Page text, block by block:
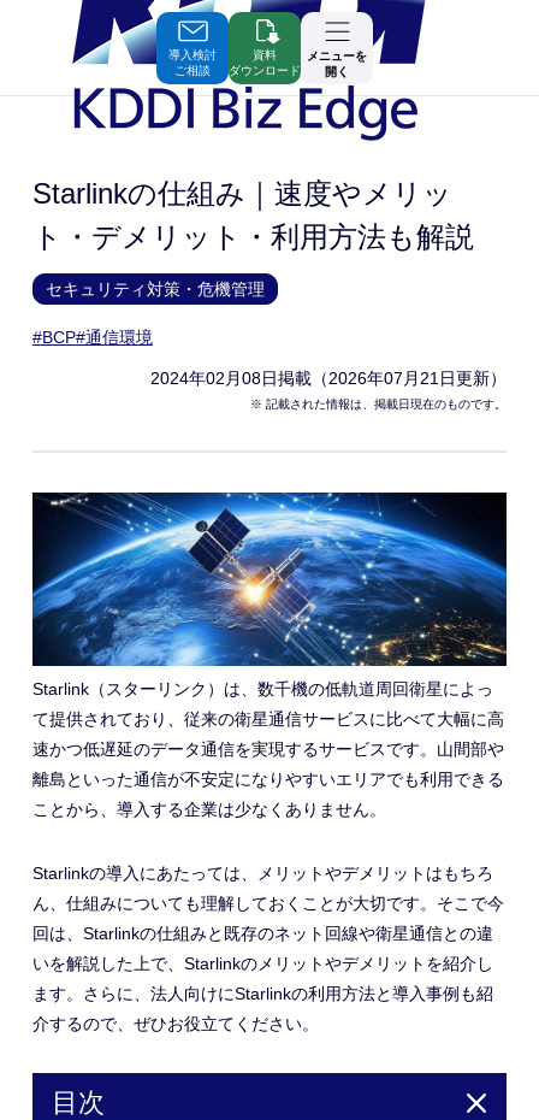
Contents
導入検討
ご相談
資料
ダウンロード
メニューを
開く
Starlinkの仕組み｜速度やメリッ
ト・デメリット・利用方法も解説
セキュリティ対策・危機管理
#BCP#通信環境
2024年02月08日掲載（2026年07月21日更新）
※ 記載された情報は、掲載日現在のものです。
Starlink（スターリンク）は、数千機の低軌道周回衛星によっ
て提供されており、従来の衛星通信サービスに比べて大幅に高
速かつ低遅延のデータ通信を実現するサービスです。山間部や
離島といった通信が不安定になりやすいエリアでも利用できる
ことから、導入する企業は少なくありません。
Starlinkの導入にあたっては、メリットやデメリットはもちろ
ん、仕組みについても理解しておくことが大切です。そこで今
回は、Starlinkの仕組みと既存のネット回線や衛星通信との違
いを解説した上で、Starlinkのメリットやデメリットを紹介し
ます。さらに、法人向けにStarlinkの利用方法と導入事例も紹
介するので、ぜひお役立てください。
目次